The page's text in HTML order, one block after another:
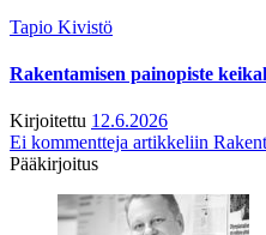
Tapio Kivistö
Rakentamisen painopiste
Kirjoitettu 12.6.2026
Ei kommentteja artikkeliin
Pääkirjoitus